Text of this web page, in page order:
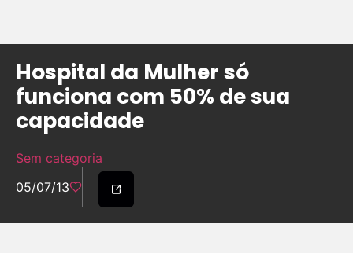
Hospital da Mulher só
funciona com 50% de sua
capacidade
Sem categoria
05/07/13